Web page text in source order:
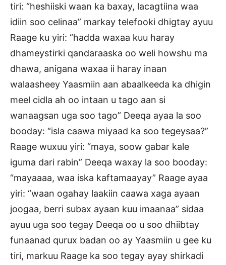
tiri: “heshiiski waan ka baxay, lacagtiina waa
idiin soo celinaa” markay telefooki dhigtay ayuu
Raage ku yiri: “hadda waxaa kuu haray
dhameystirki qandaraaska oo weli howshu ma
dhawa, anigana waxaa ii haray inaan
walaasheey Yaasmiin aan abaalkeeda ka dhigin
meel cidla ah oo intaan u tago aan si
wanaagsan uga soo tago” Deeqa ayaa la soo
booday: “isla caawa miyaad ka soo tegeysaa?”
Raage wuxuu yiri: “maya, soow gabar kale
iguma dari rabin” Deeqa waxay la soo booday:
“mayaaaa, waa iska kaftamaayay” Raage ayaa
yiri: “waan ogahay laakiin caawa xaga ayaan
joogaa, berri subax ayaan kuu imaanaa” sidaa
ayuu uga soo tegay Deeqa oo u soo dhiibtay
funaanad qurux badan oo ay Yaasmiin u gee ku
tiri, markuu Raage ka soo tegay ayay shirkadi